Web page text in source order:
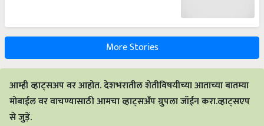
More Stories
आम्ही व्हाट्सअप वर आहोत. देशभरातील शेतीविषयीच्या आताच्या बातम्या
मोबाईल वर वाचण्यासाठी आमचा व्हाट्सअँप ग्रुपला जॉईन करा.व्हाट्सएप
से जुड़ें.